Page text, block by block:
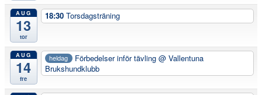
AUG
13
tor
18:30 Torsdagsträning
AUG
14
fre
heldag Förbedelser inför tävling@ Vallentuna
Brukshundklubb